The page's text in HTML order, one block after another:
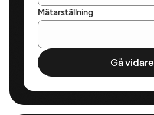
Mätarställning
Gå vidare